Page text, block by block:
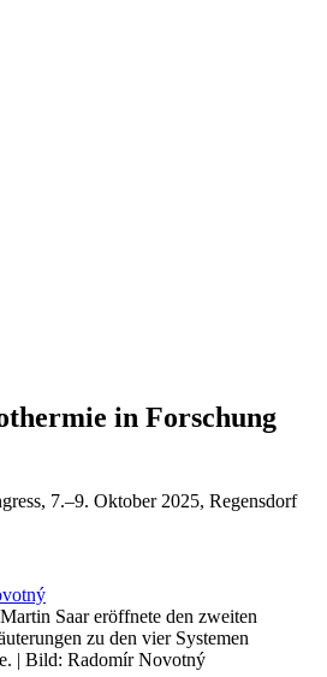
in Forschung
7.–9. Oktober 2025, Regensdorf
Saar eröffnete den zweiten
zu den vier Systemen
| Bild: Radomír Novotný